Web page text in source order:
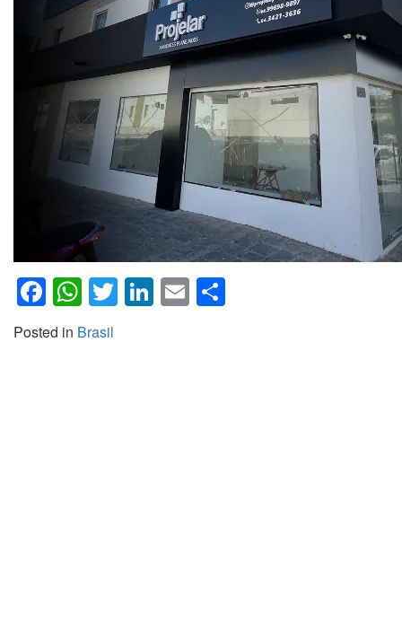
Facebook
WhatsApp
Twitter
LinkedIn
Email
Posted in Brasil